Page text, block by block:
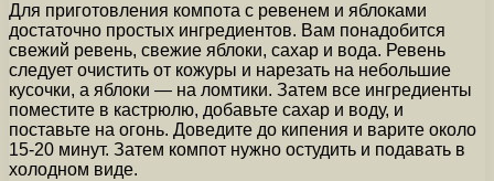
Для приготовления компота с ревенем и яблоками
достаточно простых ингредиентов. Вам понадобится
свежий ревень, свежие яблоки, сахар и вода. Ревень
следует очистить от кожуры и нарезать на небольшие
кусочки, а яблоки — на ломтики. Затем все ингредиенты
поместите в кастрюлю, добавьте сахар и воду, и
поставьте на огонь. Доведите до кипения и варите около
15-20 минут. Затем компот нужно остудить и подавать в
холодном виде.